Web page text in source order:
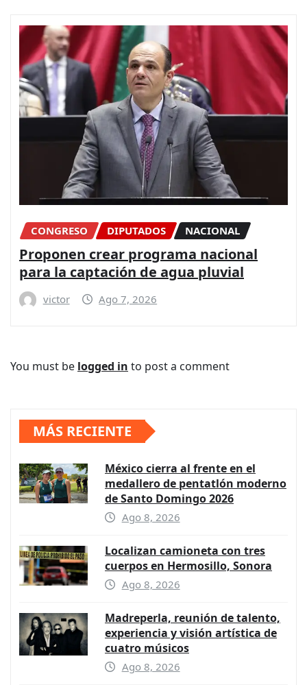
CONGRESO DIPUTADOS NACIONAL
Proponen crear programa nacional
para la captación de agua pluvial
victor Ago 7, 2026
You must be logged in to post a comment
MÁS RECIENTE
México cierra al frente en el
medallero de pentatlón moderno
de Santo Domingo 2026
Ago 8, 2026
Localizan camioneta con tres
cuerpos en Hermosillo, Sonora
Ago 8, 2026
Madreperla, reunión de talento,
experiencia y visión artística de
cuatro músicos
Ago 8, 2026